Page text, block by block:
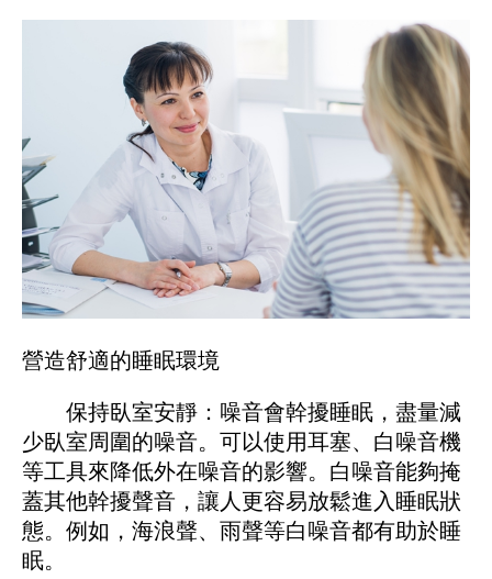
營造舒適的睡眠環境
保持臥室安靜：噪音會幹擾睡眠，盡量減
少臥室周圍的噪音。可以使用耳塞、白噪音機
等工具來降低外在噪音的影響。白噪音能夠掩
蓋其他幹擾聲音，讓人更容易放鬆進入睡眠狀
態。例如，海浪聲、雨聲等白噪音都有助於睡
眠。